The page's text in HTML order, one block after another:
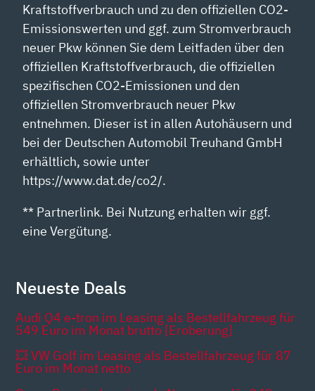
Kraftstoffverbrauch und zu den offiziellen CO2-
Emissionswerten und ggf. zum Stromverbrauch
neuer Pkw können Sie dem Leitfaden über den
offiziellen Kraftstoffverbrauch, die offiziellen
spezifischen CO2-Emissionen und den
offiziellen Stromverbrauch neuer Pkw
entnehmen. Dieser ist in allen Autohäusern und
bei der Deutschen Automobil Treuhand GmbH
erhältlich, sowie unter
https://www.dat.de/co2/.
** Partnerlink. Bei Nutzung erhalten wir ggf.
eine Vergütung.
Neueste Deals
Audi Q4 e-tron im Leasing als Bestellfahrzeug für
549 Euro im Monat brutto [Eroberung]
💥 VW Golf im Leasing als Bestellfahrzeug für 87
Euro im Monat netto